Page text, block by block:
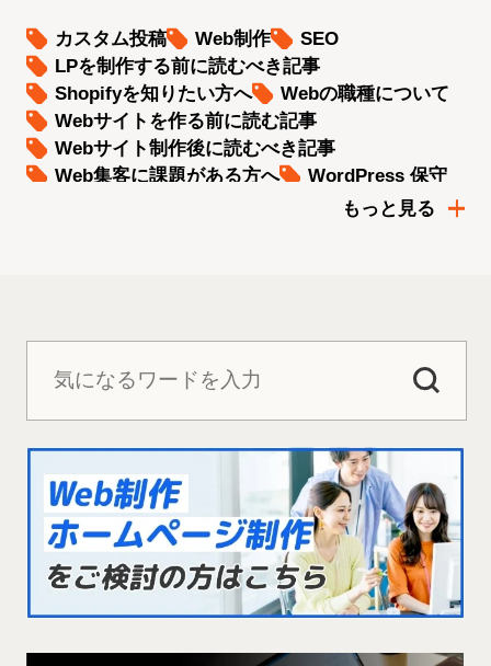
カスタム投稿 Web制作
SEO
LPを制作する前に読むべき記事
Shopifyを知りたい方へ
Webの職種について
Webサイトを作る前に読む記事
Webサイト制作後に読むべき記事
Web集客に課題がある方へ
WordPress 保守
トレンドを知りたい方へ
リスティング広告をもっと知りたい方へ
採用サイトを作る前に読む記事
もっと見る